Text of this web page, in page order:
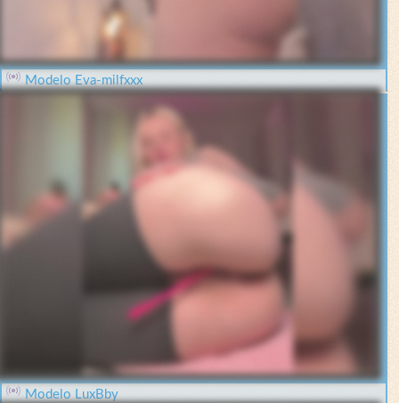
Modelo Eva-milfxxx
Modelo LuxBby